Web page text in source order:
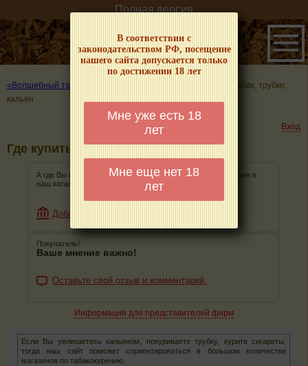
В соответствии с
законодательством РФ, посещение
нашего сайта допускается только
по достижении 18 лет
Мне уже есть 18
лет
Мне еще нет 18
лет
Полная версия
«Волшебный табачок» – о табаке и курении
Где купить табак, трубки,
кальян
Вход
Где купить табак, трубки, кальян
А где Вы покупаете табак, трубки, кальян? Добавьте магазин в
наш каталог!
Добавить магазин
Покупатель!
Ваше мнение важно!
Оставьте свой отзыв и комментарий.
Информация для представителей фирм
Если Вы увлекаетесь кальяном, покуриваете трубку, курите сигареты,
тогда наш сайт поможет сориентироваться в большом количестве
магазинов по табакокурению.